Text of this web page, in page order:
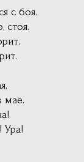
с боя.
стоя.
мае.
Ура!